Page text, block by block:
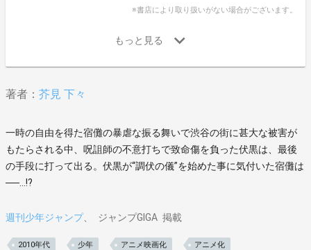
※書店により取り扱いがない場合がございます。
著者： 芥見 下々
一時の自由を得た宿儺の暴虐な振る舞いで渋谷の街に甚大な被害が
もたらされる中、呪詛師の不意打ちで致命傷を負った伏黒は、最後
の手段に打って出る。伏黒が“調伏の儀”を始めた事に気付いた宿儺は
──…!?
週刊少年ジャンプ ジャンプGIGA 掲載
2010年代 少年 アニメ映画化 アニメ化